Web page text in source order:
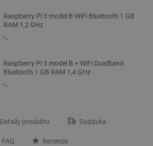
Raspberry Pi 3 model B WiFi Bluetooth 1 GB
RAM 1,2 GHz
Raspberry Pi 3 model B + WiFi DualBand
Bluetooth 1 GB RAM 1,4 GHz
Detaily produktu Dodávka
FAQ Recenze